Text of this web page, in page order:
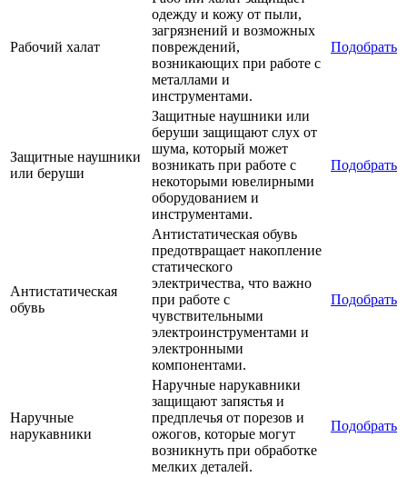
Рабочий халат
одежду и кожу от пыли,
загрязнений и возможных
повреждений,
возникающих при работе с
металлами и
инструментами.
Подобрать
Защитные наушники
или беруши
Защитные наушники или
беруши защищают слух от
шума, который может
возникать при работе с
некоторыми ювелирными
оборудованием и
инструментами.
Подобрать
Антистатическая
обувь
Антистатическая обувь
предотвращает накопление
статического
электричества, что важно
при работе с
чувствительными
электроинструментами и
электронными
компонентами.
Подобрать
Наручные
нарукавники
Наручные нарукавники
защищают запястья и
предплечья от порезов и
ожогов, которые могут
возникнуть при обработке
мелких деталей.
Подобрать